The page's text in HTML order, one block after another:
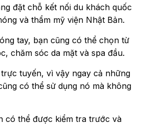
đặt chỗ kết nối du khách quốc
và thẩm mỹ viện Nhật Bản.
tay, bạn cũng có thể chọn từ
chăm sóc da mặt và spa đầu.
tuyến, vì vậy ngay cả những
có thể sử dụng nó mà không
có thể được kiểm tra trước và